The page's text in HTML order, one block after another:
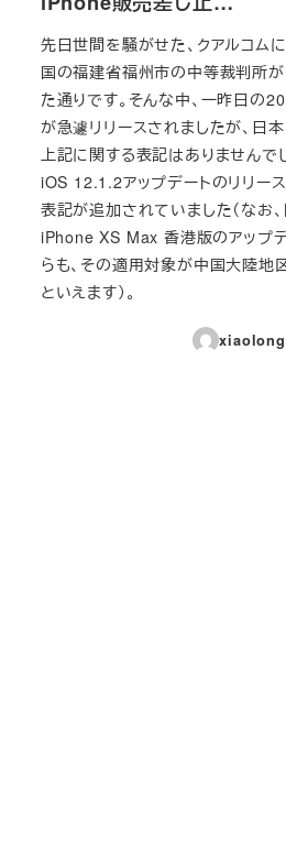
先日世間を騒がせた、クアルコム
国の福建省福州市の中等裁判所
た通りです。そんな中、一昨日
が急遽リリースされましたが、日
上記に関する表記はありませんで
iOS 12.1.2アップデートのリリー
表記が追加されていました（なお
iPhone XS Max 香港版のアップ
らも、その適用対象が中国大陸地
といえます）。
xiaolong